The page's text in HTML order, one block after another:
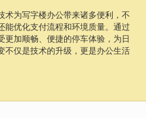
术为写字楼办公带来诸多便利，不
能优化支付流程和环境质量。通过
更加顺畅、便捷的停车体验，为日
不仅是技术的升级，更是办公生活